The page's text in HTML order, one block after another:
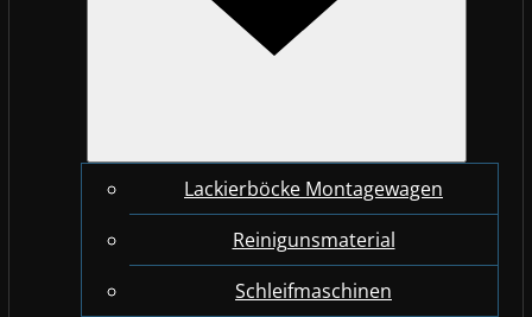
Lackierböcke Montagewagen
Reinigunsmaterial
Schleifmaschinen